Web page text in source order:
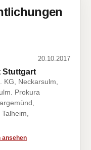
20.10.2017
Stuttgart
KG, Neckarsulm,
Prokura
ansehen